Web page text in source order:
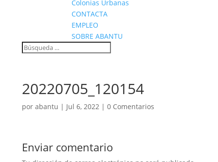
Colonias Urbanas
CONTACTA
EMPLEO
SOBRE ABANTU
20220705_120154
por abantu | Jul 6, 2022| 0 Comentarios
Enviar comentario